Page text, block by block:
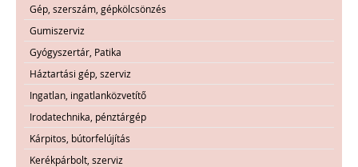
Gép, szerszám, gépkölcsönzés
Gumiszerviz
Gyógyszertár, Patika
Háztartási gép, szerviz
Ingatlan, ingatlanközvetítő
Irodatechnika, pénztárgép
Kárpitos, bútorfelújítás
Kerékpárbolt, szerviz